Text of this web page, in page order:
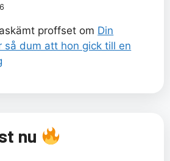
proffset om Din
så dum att hon gick till en
nu